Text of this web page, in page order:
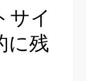
サイ
に残